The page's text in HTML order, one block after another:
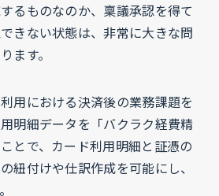
るものなのか、稟議承認を得て
きない状態は、非常に大きな問
ます。
用における決済後の業務課題を
明細データを「バクラク経費精
とで、カード利用明細と証憑の
紐付けや仕訳作成を可能にし、